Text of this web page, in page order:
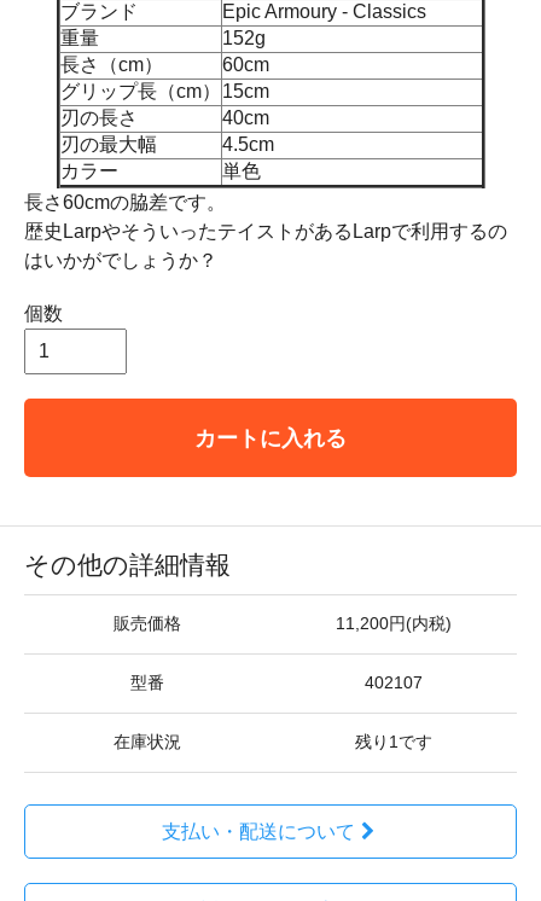
ブランド
Epic Armoury - Classics
重量
152g
長さ（cm）
60cm
グリップ長（cm）
15cm
刃の長さ
40cm
刃の最大幅
4.5cm
カラー
単色
長さ60cmの脇差です。
歴史LarpやそういったテイストがあるLarpで利用するの
はいかがでしょうか？
個数
カートに入れる
その他の詳細情報
販売価格 11,200円(内税)
型番 402107
在庫状況 残り1です
支払い・配送について